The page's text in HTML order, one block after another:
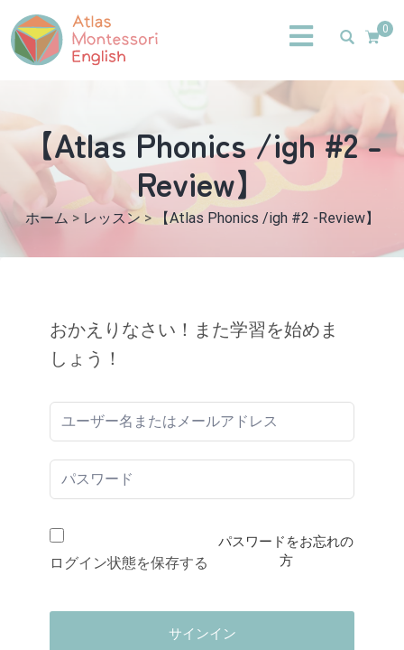
0
【Atlas Phonics /igh #2 -
Review】
ホーム > レッスン > 【Atlas Phonics /igh #2 -Review】
おかえりなさい！また学習を始めま
しょう！
ログイン状態を保存する
パスワードをお忘れの
方
サインイン